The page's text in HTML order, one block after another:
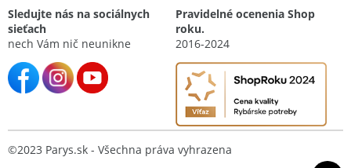
Sledujte nás na sociálnych
sieťach
nech Vám nič neunikne
Pravidelné ocenenia Shop
roku.
2016-2024
©2023 Parys.sk - Všechna práva vyhrazena